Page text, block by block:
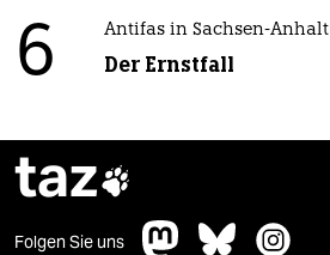
6 Antifas in Sachsen-Anhalt
Der Ernstfall
taz
Folgen Sie uns